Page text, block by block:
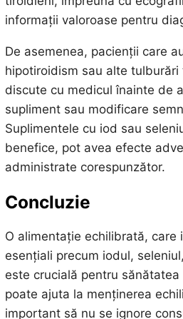
informații valoroase pentru
De asemenea, pacienții care
hipotiroidism sau alte
discute cu medicul înainte de
supliment sau modificare
Suplimentele cu iod sau
benefice, pot avea efecte
administrate corespunzător.
Concluzie
O alimentație echilibrată, care
esențiali precum iodul,
este crucială pentru
poate ajuta la menținerea
important să nu se ignore